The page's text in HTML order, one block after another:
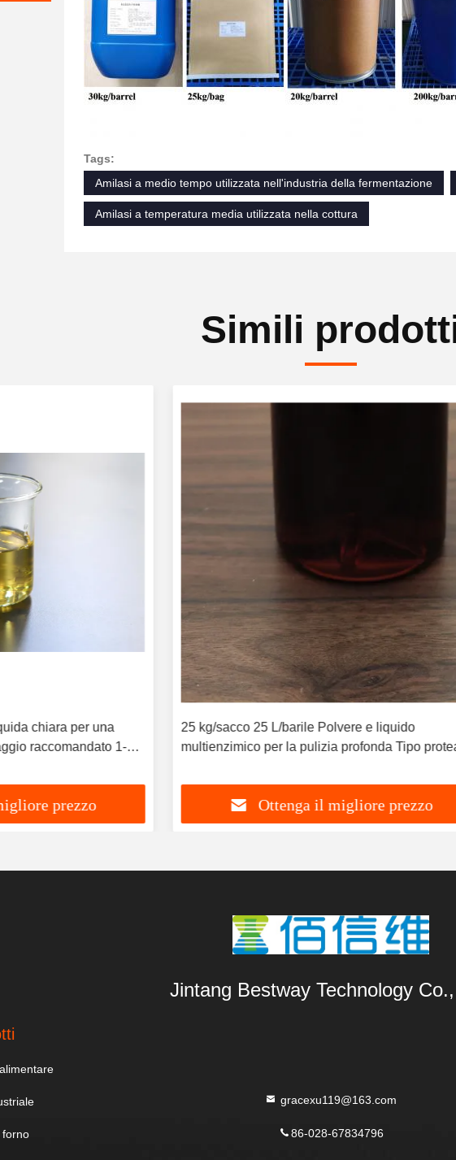
Tags:
Amilasi a medio tempo utilizzata nell'industria della fermentazione
Amilasi a temperatura media utilizzata nella cottura
Simili
chiara per una
raccomandato 1-3
prezzo
25 kg/sacco 25 L/barile Polvere e liquido
multienzimico per la pulizia profonda Tipo
Ottenga il migliore prezzo
Jintang Bestway Technology
forno
gracexu119@163.com
86-028-67834796